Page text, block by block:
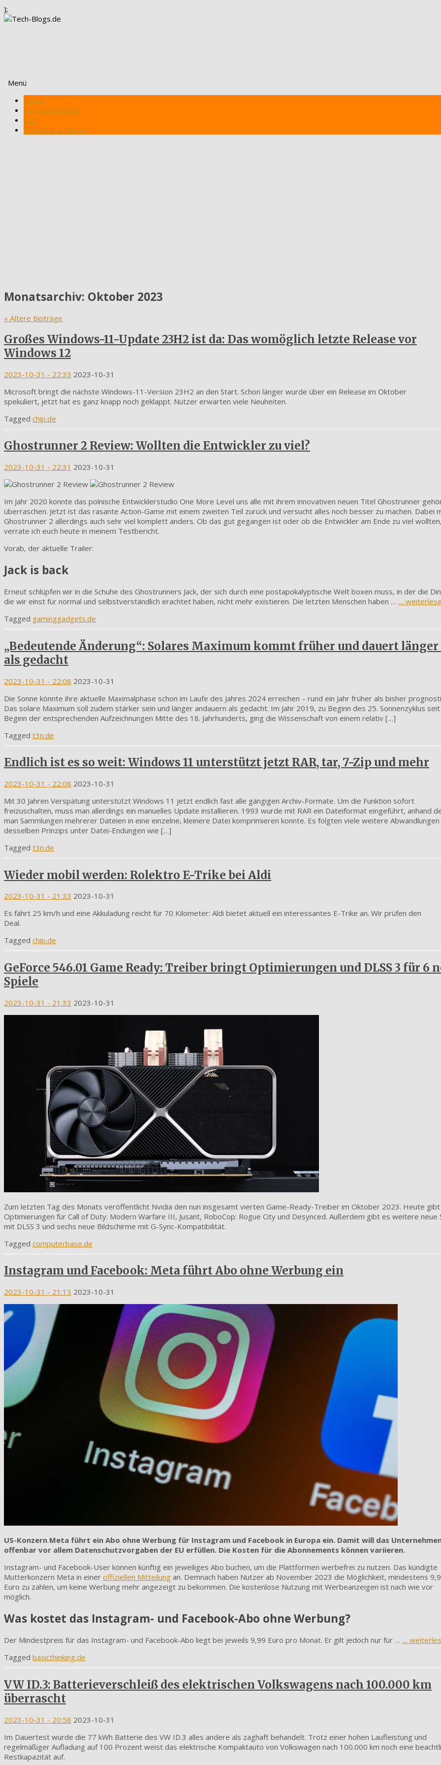
);
Menü
Zum
Inhalt
springen
Artikel
Blog registrieren
FAQ
Produkte & Review
Monatsarchiv: Oktober 2023
« Ältere Beiträge
Großes Windows-11-Update 23H2 ist da: Das womöglich letzte Release vor
Windows 12
2023-10-31 - 22:33 2023-10-31
Microsoft bringt die nächste Windows-11-Version 23H2 an den Start. Schon länger wurde über ein Release im Oktober
spekuliert, jetzt hat es ganz knapp noch geklappt. Nutzer erwarten viele Neuheiten.
Tagged chip.de
Ghostrunner 2 Review: Wollten die Entwickler zu viel?
2023-10-31 - 22:31 2023-10-31
Im Jahr 2020 konnte das polnische Entwicklerstudio One More Level uns alle mit ihrem innovativen neuen Titel Ghostrunner
überraschen. Jetzt ist das rasante Action-Game mit einem zweiten Teil zurück und versucht alles noch besser zu machen. Dabei
Ghostrunner 2 allerdings auch sehr viel komplett anders. Ob das gut gegangen ist oder ob die Entwickler am Ende zu viel
verrate ich euch heute in meinem Testbericht.
Vorab, der aktuelle Trailer:
Jack is back
Erneut schlüpfen wir in die Schuhe des Ghostrunners Jack, der sich durch eine postapokalyptische Welt boxen muss, in der die
die wir einst für normal und selbstverständlich erachtet haben, nicht mehr existieren. Die letzten Menschen haben … …
Tagged gaminggadgets.de
„Bedeutende Änderung“: Solares Maximum kommt früher und dauert länger
als gedacht
2023-10-31 - 22:08 2023-10-31
Die Sonne könnte ihre aktuelle Maximalphase schon im Laufe des Jahres 2024 erreichen – rund ein Jahr früher als bisher
Das solare Maximum soll zudem stärker sein und länger andauern als gedacht. Im Jahr 2019, zu Beginn des 25. Sonnenzyklus seit
Beginn der entsprechenden Aufzeichnungen Mitte des 18. Jahrhunderts, ging die Wissenschaft von einem relativ […]
Tagged t3n.de
Endlich ist es so weit: Windows 11 unterstützt jetzt RAR, tar, 7-Zip und mehr
2023-10-31 - 22:08 2023-10-31
Mit 30 Jahren Verspätung unterstützt Windows 11 jetzt endlich fast alle gängigen Archiv-Formate. Um die Funktion sofort
freizuschalten, muss man allerdings ein manuelles Update installieren. 1993 wurde mit RAR ein Dateiformat eingeführt, anhand
man Sammlungen mehrerer Dateien in eine einzelne, kleinere Datei komprimieren konnte. Es folgten viele weitere Abwandlungen
desselben Prinzips unter Datei-Endungen wie […]
Tagged t3n.de
Wieder mobil werden: Rolektro E-Trike bei Aldi
2023-10-31 - 21:33 2023-10-31
Es fährt 25 km/h und eine Akkuladung reicht für 70 Kilometer: Aldi bietet aktuell ein interessantes E-Trike an. Wir prüfen den
Deal.
Tagged chip.de
GeForce 546.01 Game Ready: Treiber bringt Optimierungen und DLSS 3 für 6
Spiele
2023-10-31 - 21:33 2023-10-31
Zum letzten Tag des Monats veröffentlicht Nvidia den nun insgesamt vierten Game-Ready-Treiber im Oktober 2023. Heute
Optimierungen für Call of Duty: Modern Warfare III, Jusant, RoboCop: Rogue City und Desynced. Außerdem gibt es weitere neue
mit DLSS 3 und sechs neue Bildschirme mit G-Sync-Kompatibilität.
Tagged computerbase.de
Instagram und Facebook: Meta führt Abo ohne Werbung ein
2023-10-31 - 21:13 2023-10-31
US-Konzern Meta führt ein Abo ohne Werbung für Instagram und Facebook in Europa ein. Damit will das
offenbar vor allem Datenschutzvorgaben der EU erfüllen. Die Kosten für die Abonnements können variieren.
Instagram- und Facebook-User können künftig ein jeweiliges Abo buchen, um die Plattformen werbefrei zu nutzen. Das kündigte
Mutterkonzern Meta in einer offiziellen Mitteilung an. Demnach haben Nutzer ab November 2023 die Möglichkeit, mindestens
Euro zu zahlen, um keine Werbung mehr angezeigt zu bekommen. Die kostenlose Nutzung mit Werbeanzeigen ist nach wie vor
möglich.
Was kostet das Instagram- und Facebook-Abo ohne Werbung?
Der Mindestpreis für das Instagram- und Facebook-Abo liegt bei jeweils 9,99 Euro pro Monat. Er gilt jedoch nur für … …
Tagged basicthinking.de
VW ID.3: Batterieverschleiß des elektrischen Volkswagens nach 100.000 km
überrascht
2023-10-31 - 20:58 2023-10-31
Im Dauertest wurde die 77 kWh Batterie des VW ID.3 alles andere als zaghaft behandelt. Trotz einer hohen Laufleistung und
regelmäßiger Aufladung auf 100 Prozent weist das elektrische Kompaktauto von Volkswagen nach 100.000 km noch eine
Restkapazität auf.